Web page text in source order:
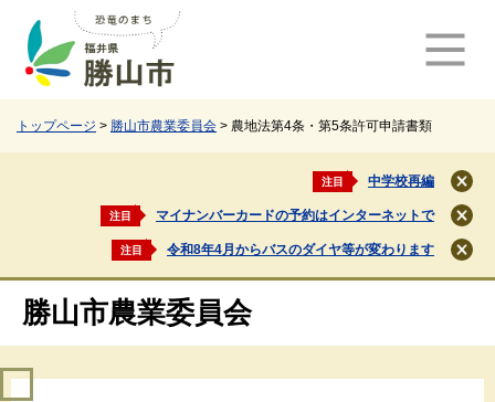
トップページ > 勝山市農業委員会 > 農地法第4条・第5条許可申請書類
注目 中学校再編
閉
じ
る
注目 マイナンバーカードの予約はインターネットで
閉
じ
る
注目 令和8年4月からバスのダイヤ等が変わります
閉
じ
勝山市農業委員会